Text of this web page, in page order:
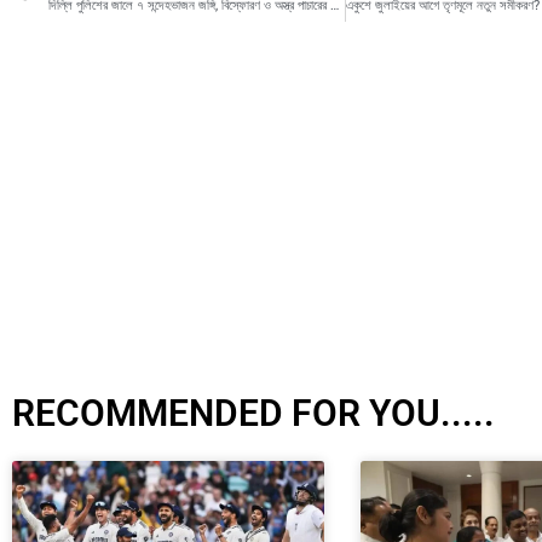
দিল্লি পুলিশের জালে ৭ সন্দেহভাজন জঙ্গি, বিস্ফোরণ ও অস্ত্র পাচারের ছক ভেস্তে দেওয়ার দাবি
RECOMMENDED FOR YOU.....